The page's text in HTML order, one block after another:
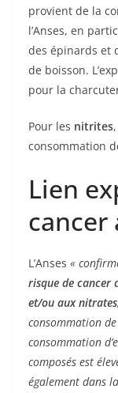
provient de la
l’Anses, en
des épinards et
de boisson.
pour la
Pour les nitrites
consommation
Lien
cancer
L’Anses «
risque de cancer
et/ou aux nitrates
consommation
consommation
composés est
également dans